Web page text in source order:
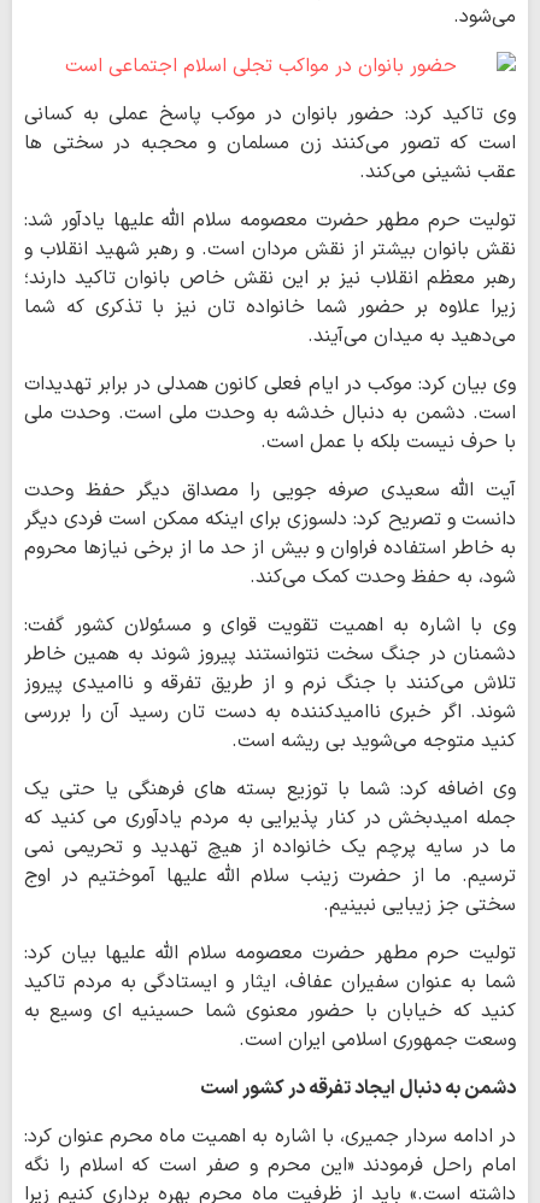
می‌شود.
وی تاکید کرد: حضور بانوان در موکب پاسخ عملی به کسانی
است که تصور می‌کنند زن مسلمان و محجبه در سختی ها
عقب نشینی می‌کند.
تولیت حرم مطهر حضرت معصومه سلام الله علیها یادآور شد:
نقش بانوان بیشتر از نقش مردان است. و رهبر شهید انقلاب و
رهبر معظم انقلاب نیز بر این نقش خاص بانوان تاکید دارند؛
زیرا علاوه بر حضور شما خانواده تان نیز با تذکری که شما
می‌دهید به میدان می‌آیند.
وی بیان کرد: موکب در ایام فعلی کانون همدلی در برابر تهدیدات
است. دشمن به دنبال خدشه به وحدت ملی است. وحدت ملی
با حرف نیست بلکه با عمل است.
آیت الله سعیدی صرفه جویی را مصداق دیگر حفظ وحدت
دانست و تصریح کرد: دلسوزی برای اینکه ممکن است فردی دیگر
به خاطر استفاده فراوان و بیش از حد ما از برخی نیازها محروم
شود، به حفظ وحدت کمک می‌کند.
وی با اشاره به اهمیت تقویت قوای و مسئولان کشور گفت:
دشمنان در جنگ سخت نتوانستند پیروز شوند به همین خاطر
تلاش می‌کنند با جنگ نرم و از طریق تفرقه و ناامیدی پیروز
شوند. اگر خبری ناامیدکننده به دست تان رسید آن را بررسی
کنید متوجه می‌شوید بی ریشه است.
وی اضافه کرد: شما با توزیع بسته های فرهنگی یا حتی یک
جمله امیدبخش در کنار پذیرایی به مردم یادآوری می کنید که
ما در سایه پرچم یک خانواده از هیچ تهدید و تحریمی نمی
ترسیم. ما از حضرت زینب سلام الله علیها آموختیم در اوج
سختی جز زیبایی نبینیم.
تولیت حرم مطهر حضرت معصومه سلام الله علیها بیان کرد:
شما به عنوان سفیران عفاف، ایثار و ایستادگی به مردم تاکید
کنید که خیابان با حضور معنوی شما حسینیه ای وسیع به
وسعت جمهوری اسلامی ایران است.
دشمن به دنبال ایجاد تفرقه در کشور است
در ادامه سردار جمیری، با اشاره به اهمیت ماه محرم عنوان کرد:
امام راحل فرمودند «این محرم و صفر است که اسلام را نگه
داشته است.» باید از ظرفیت ماه محرم بهره برداری کنیم زیرا